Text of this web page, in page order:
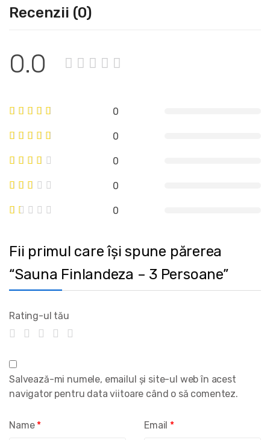
Recenzii (0)
0.0
0
0
0
0
0
Fii primul care își spune părerea
“Sauna Finlandeza – 3 Persoane”
Rating-ul tău
Name * Email *
Salvează-mi numele, emailul și site-ul web în acest
navigator pentru data viitoare când o să comentez.